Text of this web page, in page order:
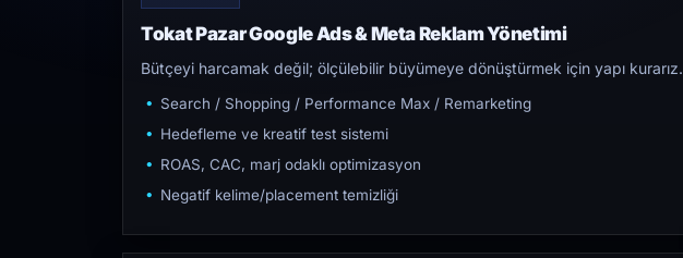
Tokat Pazar Google Ads & Meta Reklam Yönetimi
Bütçeyi harcamak değil; ölçülebilir büyümeye dönüştürmek için yapı kurarız.
Search / Shopping / Performance Max / Remarketing
Hedefleme ve kreatif test sistemi
ROAS, CAC, marj odaklı optimizasyon
Negatif kelime/placement temizliği